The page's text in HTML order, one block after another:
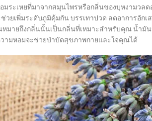
ระเหยที่มาจากสมุนไพรหรือกลิ่นของบุหงามวล
วยเพิ่มระดับภูมิคุ้มกัน บรรเทาปวด ลดอาการอัก
หมายถึงกลิ่นนั้นเป็นกลิ่นที่เหมาะสำหรับคุณ น้ำมั
ามหอมจะช่วยบำบัดสุขภาพกายและใจคุณได้